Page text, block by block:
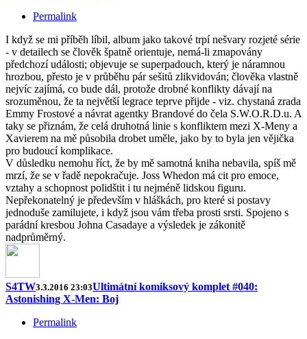
Permalink
I když se mi příběh líbil, album jako takové trpí nešvary rozjeté série
- v detailech se člověk špatně orientuje, nemá-li zmapovány
předchozí události; objevuje se superpadouch, který je náramnou
hrozbou, přesto je v průběhu pár sešitů zlikvidován; člověka vlastně
nejvíc zajímá, co bude dál, protože drobné konflikty dávají na
srozuměnou, že ta největší legrace teprve přijde - viz. chystaná zrada
Emmy Frostové a návrat agentky Brandové do čela S.W.O.R.D.u. A
taky se přiznám, že celá druhotná linie s konfliktem mezi X-Meny a
Xavierem na mě působila drobet uměle, jako by to byla jen vějička
pro budoucí komplikace.
V důsledku nemohu říct, že by mě samotná kniha nebavila, spíš mě
mrzí, že se v řadě nepokračuje. Joss Whedon má cit pro emoce,
vztahy a schopnost polidštit i tu nejméně lidskou figuru.
Nepřekonatelný je především v hláškách, pro které si postavy
jednoduše zamilujete, i když jsou vám třeba prosti srsti. Spojeno s
parádní kresbou Johna Casadaye a výsledek je zákonitě
nadprůměrný.
S4TW3.3.2016 23:03Ultimátní komiksový komplet #040:
Astonishing X-Men: Boj
Permalink